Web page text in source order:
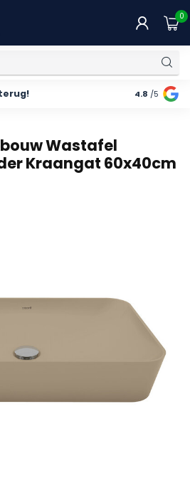
0
Gratis
4.8 /5
Wastafel
Kraangat 60x40cm